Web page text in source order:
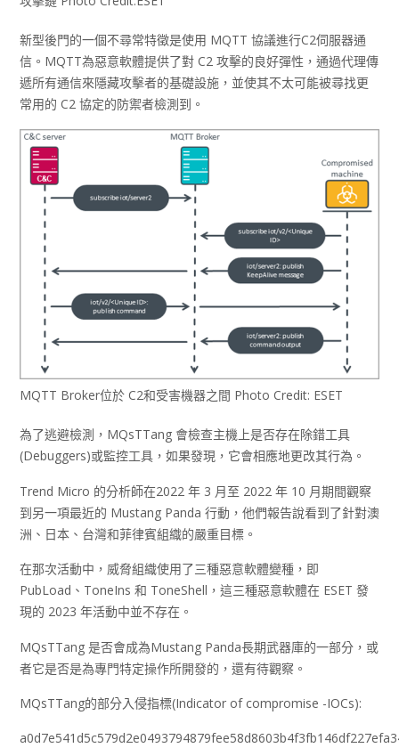
新型後門的一個不尋常特徵是使用 MQTT 協議進行C2伺服器通
信。MQTT為惡意軟體提供了對 C2 攻擊的良好彈性，通過代理傳
遞所有通信來隱藏攻擊者的基礎設施，並使其不太可能被尋找更
常用的 C2 協定的防禦者檢測到。
MQTT Broker位於 C2和受害機器之間 Photo Credit: ESET
為了逃避檢測，MQsTTang 會檢查主機上是否存在除錯工具
(Debuggers)或監控工具，如果發現，它會相應地更改其行為。
Trend Micro 的分析師在2022 年 3 月至 2022 年 10 月期間觀察
到另一項最近的 Mustang Panda 行動，他們報告說看到了針對澳
洲、日本、台灣和菲律賓組織的嚴重目標。
在那次活動中，威脅組織使用了三種惡意軟體變種，即
PubLoad、ToneIns 和 ToneShell，這三種惡意軟體在 ESET 發
現的 2023 年活動中並不存在。
MQsTTang 是否會成為Mustang Panda長期武器庫的一部分，或
者它是否是為專門特定操作所開發的，還有待觀察。
MQsTTang的部分入侵指標(Indicator of compromise -IOCs):